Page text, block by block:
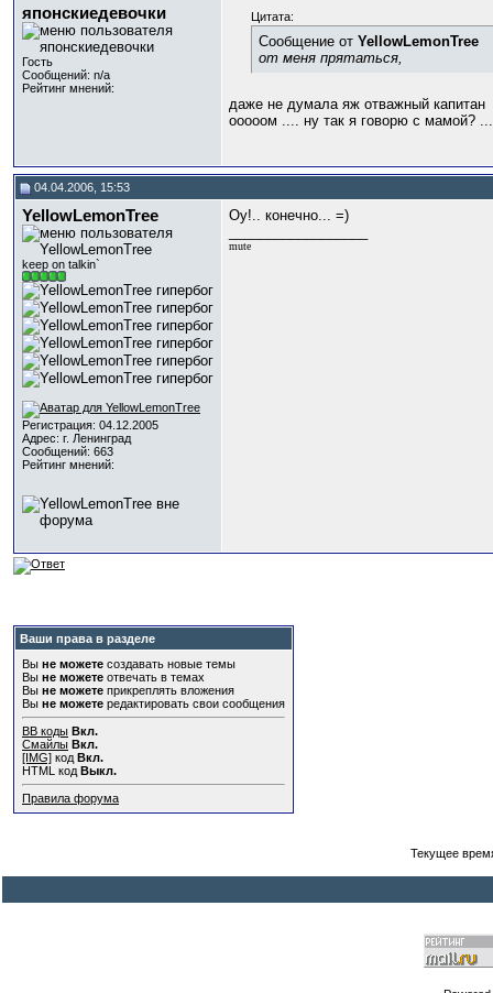
японскиедевочки
Гость
Сообщений: n/a
Рейтинг мнений:
Цитата:
Сообщение от YellowLemоnTree
от меня прятаться,
даже не думала яж отважный капитан
ооооом .... ну так я говорю с мамой? ...
04.04.2006, 15:53
YellowLemоnTree
keep on talkin`
Регистрация: 04.12.2005
Адрес: г. Ленинград
Сообщений: 663
Рейтинг мнений:
Оу!.. конечно... =)
mute
Ваши права в разделе
Вы не можете создавать новые темы
Вы не можете отвечать в темах
Вы не можете прикреплять вложения
Вы не можете редактировать свои сообщения
BB коды Вкл.
Смайлы Вкл.
[IMG] код Вкл.
HTML код Выкл.
Правила форума
Текущее